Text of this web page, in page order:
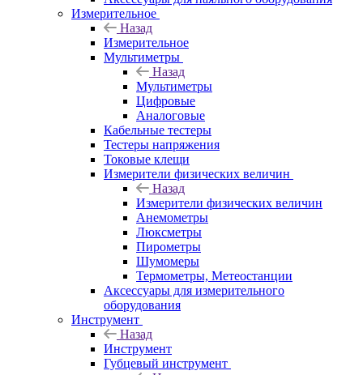
Измерительное
Назад
Измерительное
Мультиметры
Назад
Мультиметры
Цифровые
Аналоговые
Кабельные тестеры
Тестеры напряжения
Токовые клещи
Измерители физических величин
Назад
Измерители физических величин
Анемометры
Люксметры
Пирометры
Шумомеры
Термометры, Метеостанции
Аксессуары для измерительного
оборудования
Инструмент
Назад
Инструмент
Губцевый инструмент